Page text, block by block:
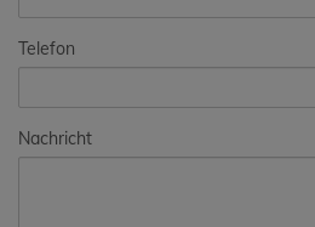
Telefon
Nachricht